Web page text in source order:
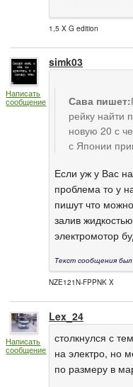
1,5 X G edition
Написать
сообщение
simk03
Сава пишет:
рейку найти
новую 20 с
с Японии
Если уж у Вас
проблема то у
пишут что
залив
электромотор
Текст сообщения был
NZE121N-FPPNK X
Написать
сообщение
Lex_24
столкнулся с
на электро, но
по размеру в